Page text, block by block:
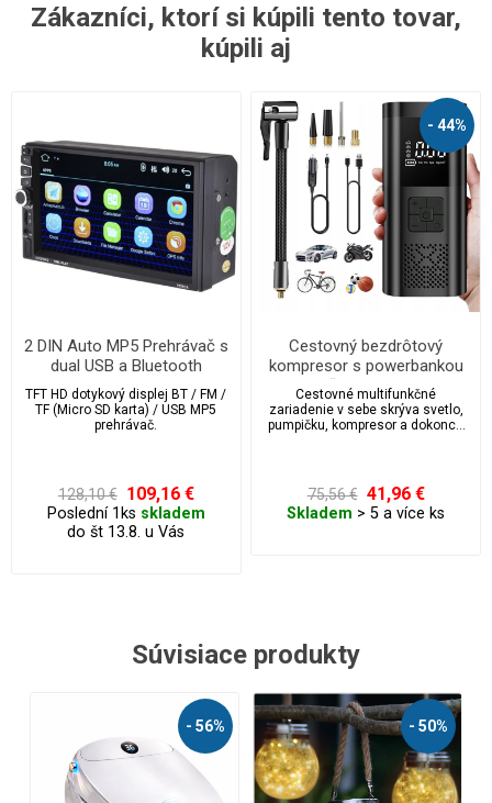
Zákazníci, ktorí si kúpili tento tovar,
kúpili aj
2 DIN Auto MP5 Prehrávač s
dual USB a Bluetooth
7030CM
TFT HD dotykový displej BT / FM /
TF (Micro SD karta) / USB MP5
prehrávač.
128,10 € 109,16 €
Poslední 1ks skladem
do št 13.8. u Vás
- 44%
Cestovný bezdrôtový
kompresor s powerbankou
a ľad svetlom
Cestovné multifunkčné
zariadenie v sebe skrýva svetlo,
pumpičku, kompresor a dokonca
75,56 € 41,96 €
Skladem > 5 a více ks
Súvisiace produkty
- 48%